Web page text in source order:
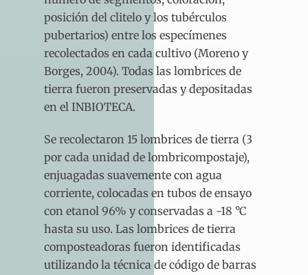
posición del clitelo y los tubérculos
pubertarios) entre los especímenes
recolectados en cada cultivo (Moreno y
Borges, 2004). Todas las lombrices de
tierra fueron preservadas y depositadas
en el INBIOTECA.
Se recolectaron 15 lombrices de tierra (3
por cada unidad de lombricompostaje),
enjuagadas suavemente con agua
corriente, colocadas en tubos de ensayo
con etanol 96% y conservadas a -18 °C
hasta su uso. Las lombrices de tierra
composteadoras fueron identificadas
utilizando la técnica de código de barras